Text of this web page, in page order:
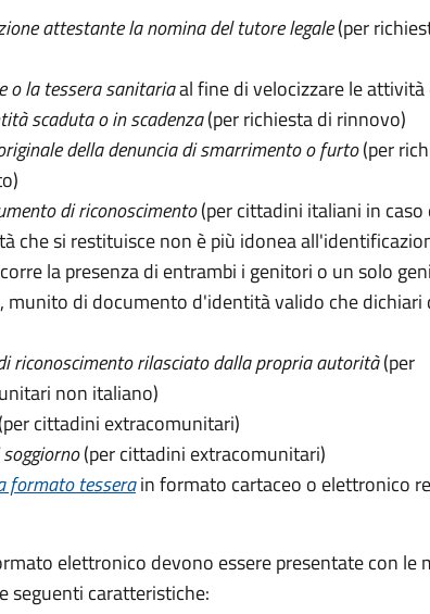
attestante la nomina del tutore legale(per
o la tessera sanitariaal fine di velocizzare le
scaduta o in scadenza(per richiesta di rinnovo)
della denuncia di smarrimento o furto(per
di riconoscimento(per cittadini italiani in caso
che si restituisce non è più idonea
la presenza di entrambi i genitori o un solo
munito di documento d'identità valido che dichiari
riconoscimento rilasciato dalla propria autorità(per
non italiano)
(per cittadini extracomunitari)
(per cittadini extracomunitari)
formato tesserain formato cartaceo o elettronico
elettronico devono essere presentate con le
seguenti caratteristiche: